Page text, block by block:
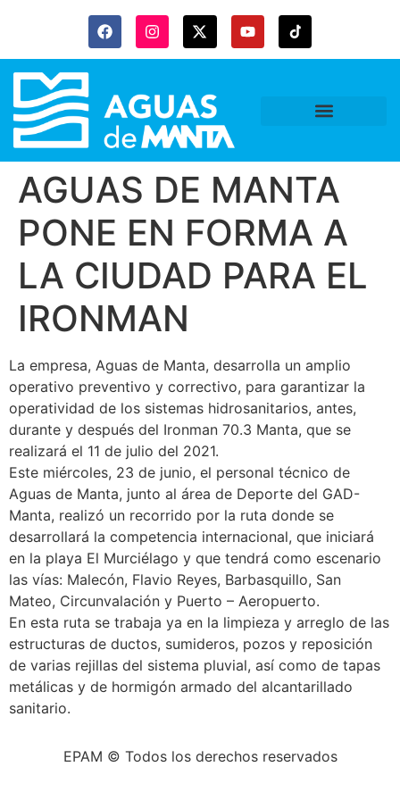
AGUAS DE MANTA
PONE EN FORMA A
LA CIUDAD PARA EL
IRONMAN
La empresa, Aguas de Manta, desarrolla un amplio
operativo preventivo y correctivo, para garantizar la
operatividad de los sistemas hidrosanitarios, antes,
durante y después del Ironman 70.3 Manta, que se
realizará el 11 de julio del 2021.
Este miércoles, 23 de junio, el personal técnico de
Aguas de Manta, junto al área de Deporte del GAD-
Manta, realizó un recorrido por la ruta donde se
desarrollará la competencia internacional, que iniciará
en la playa El Murciélago y que tendrá como escenario
las vías: Malecón, Flavio Reyes, Barbasquillo, San
Mateo, Circunvalación y Puerto – Aeropuerto.
En esta ruta se trabaja ya en la limpieza y arreglo de las
estructuras de ductos, sumideros, pozos y reposición
de varias rejillas del sistema pluvial, así como de tapas
metálicas y de hormigón armado del alcantarillado
sanitario.
EPAM © Todos los derechos reservados